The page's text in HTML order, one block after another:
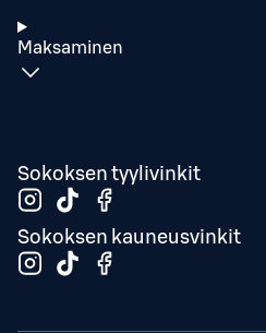
Maksaminen
Sokoksen tyylivinkit
Sokoksen kauneusvinkit